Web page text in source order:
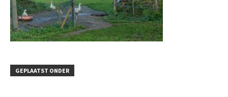
GEPLAATST ONDER